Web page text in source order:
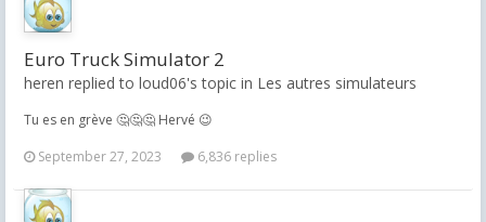
Euro Truck Simulator 2
heren replied to loud06's topic in Les autres simulateurs
Tu es en grève 🤔🤔🤔 Hervé 😉
September 27, 2023
6,836 replies